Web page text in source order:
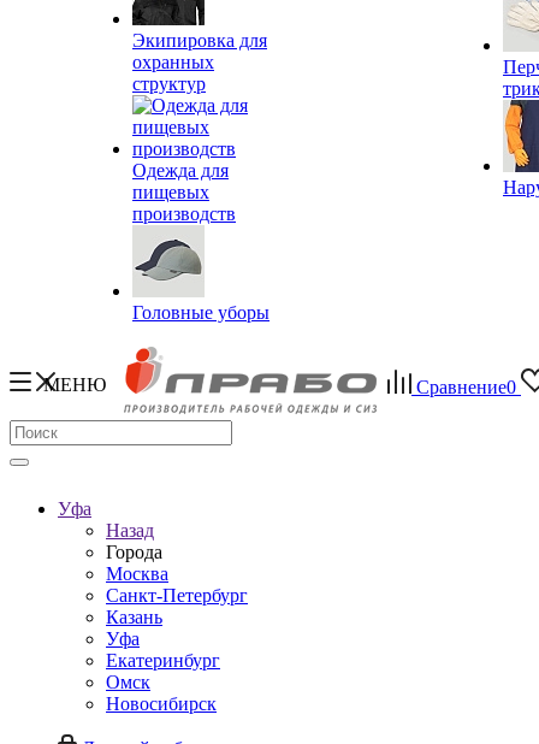
Экипировка для
охранных
структур
Одежда для
пищевых
производств
Головные уборы
МЕНЮ Сравнение0
Уфа
Назад
Города
Москва
Санкт-Петербург
Казань
Уфа
Екатеринбург
Омск
Новосибирск